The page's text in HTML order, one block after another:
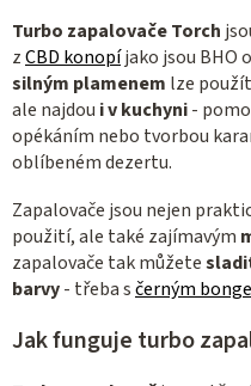
Turbo zapalovače Torch
zCBD konopíjako jsou BHO
silným plamenem lze
ale najdou i v kuchyni-
opékáním nebo tvorbou
oblíbeném dezertu.
Zapalovače jsou nejen
použití, ale také zajímavým
zapalovače tak můžete
barvy- třeba sčerným
Jak funguje turbo